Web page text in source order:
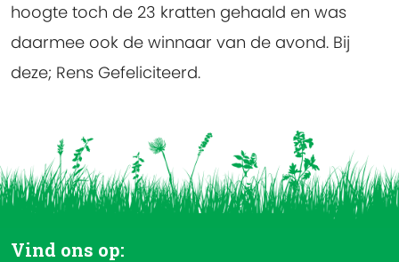
hoogte toch de 23 kratten gehaald en was
daarmee ook de winnaar van de avond. Bij
deze; Rens Gefeliciteerd.
Vind ons op: